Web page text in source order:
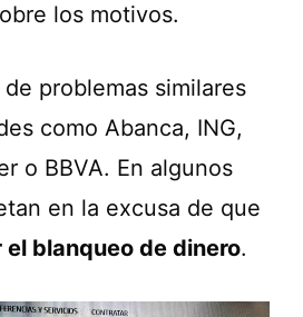
los motivos.
problemas similares
como Abanca, ING,
o BBVA. En algunos
en la excusa de que
blanqueo de dinero.